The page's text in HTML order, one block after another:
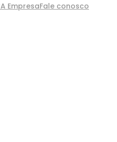
A EmpresaFale conosco